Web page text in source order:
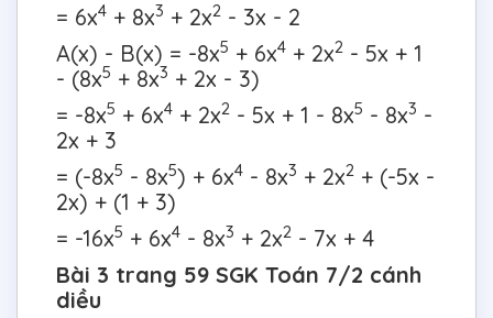
= 6x4 + 8x3 + 2x2 - 3x - 2
A(x) - B(x) = -8x5 + 6x4 + 2x2 - 5x + 1
- (8x5 + 8x3 + 2x - 3)
= -8x5 + 6x4 + 2x2 - 5x + 1 - 8x5 - 8x3 -
2x + 3
= (-8x5 - 8x5) + 6x4 - 8x3 + 2x2 + (-5x -
2x) + (1 + 3)
= -16x5 + 6x4 - 8x3 + 2x2 - 7x + 4
Bài 3 trang 59 SGK Toán 7/2 cánh
diều